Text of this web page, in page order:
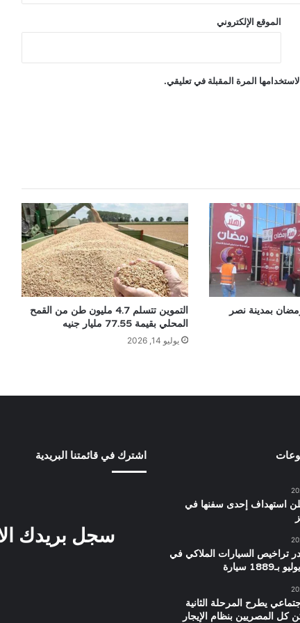
الموقع الإلكتروني
المرة المقبلة في تعليقي.
بمدينة نصر
التموين تتسلم 4.7 مليون طن من القمح
المحلي بقيمة 77.55 مليار جنيه
يوليو 14, 2026
استهداف إحدى سفنها في
تراخيص السيارات الملاكي في
سيارة
يطرح المرحلة الثانية
كل المصريين بنظام الإيجار
اشترك في قائمتنا البريدية
سجل بريدك